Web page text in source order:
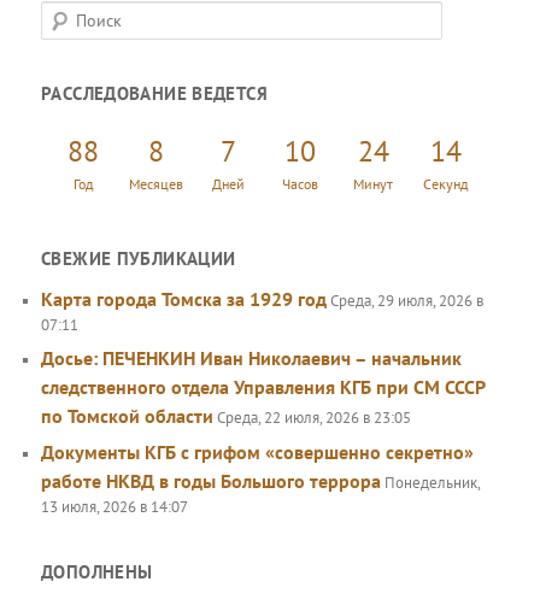
П
о
с
РАССЛЕДОВАНИЕ ВЕДЕТСЯ
88
Год
8
Месяцев
7
Дней
10
Часов
24
Минут
14
Секунд
СВЕЖИЕ ПУБЛИКАЦИИ
Карта города Томска за 1929 годСреда, 29 июля, 2026 в
07:11
Досье: ПЕЧЕНКИН Иван Николаевич – начальник
следственного отдела Управления КГБ при СМ СССР
по Томской области Среда, 22 июля, 2026 в 23:05
Документы КГБ с грифом «совершенно секретно»
работе НКВД в годы Большого террора Понедельник,
13 июля, 2026 в 14:07
ДОПОЛНЕНЫ